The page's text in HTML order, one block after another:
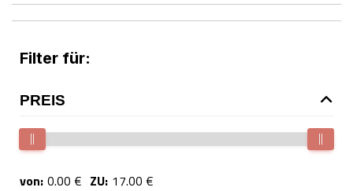
Filter für:
PREIS
von: 0.00 € ZU: 17.00 €